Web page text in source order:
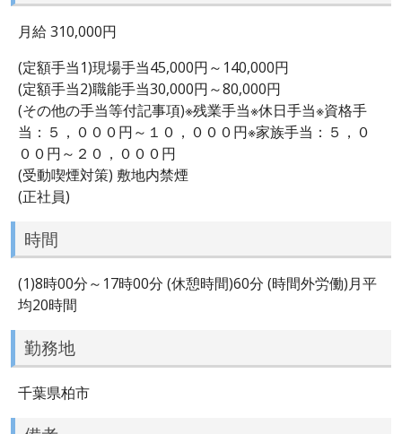
月給 310,000円
(定額手当1)現場手当45,000円～140,000円
(定額手当2)職能手当30,000円～80,000円
(その他の手当等付記事項)※残業手当※休日手当※資格手
当：５，０００円～１０，０００円※家族手当：５，０
００円～２０，０００円
(受動喫煙対策) 敷地内禁煙
(正社員)
時間
(1)8時00分～17時00分 (休憩時間)60分 (時間外労働)月平
均20時間
勤務地
千葉県柏市